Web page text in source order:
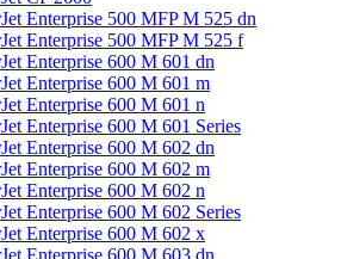
Enterprise 500 MFP M 525 dn
Enterprise 500 MFP M 525 f
Enterprise 600 M 601 dn
Enterprise 600 M 601 m
Enterprise 600 M 601 n
Enterprise 600 M 601 Series
Enterprise 600 M 602 dn
Enterprise 600 M 602 m
Enterprise 600 M 602 n
Enterprise 600 M 602 Series
Enterprise 600 M 602 x
Enterprise 600 M 603 dn